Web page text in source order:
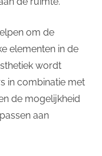
om de
elementen in de
wordt
in combinatie met
de mogelijkheid
aan